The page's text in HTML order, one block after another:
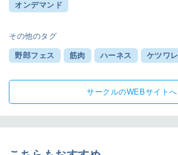
オンデマンド
その他のタグ
野郎フェス 筋肉 ハーネス ケツワレ
サークルのWEBサイトへ